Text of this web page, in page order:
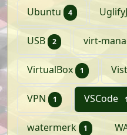
Ubuntu 4 artikelen
USB 2 artikelen
virt-
VirtualBox 1 artikel
VPN 1 artikelVSCode 1
watermerk 1 artikel